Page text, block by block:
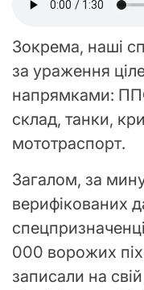
Зокрема, наші
за ураження
напрямками:
склад, танки,
мототраспорт.
Загалом, за
верифікованих
000 ворожих
записали на